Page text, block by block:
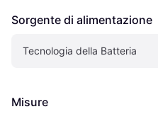
Sorgente di alimentazione
Tecnologia della Batteria
Misure